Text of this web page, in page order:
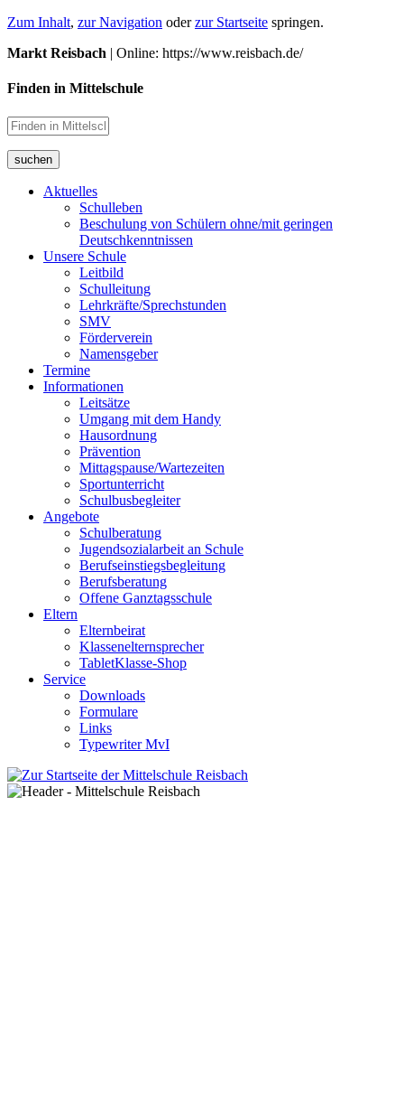
Zum Inhalt, zur Navigation oderzur Startseite springen.
Markt Reisbach | Online: https://www.reisbach.de/
Finden in Mittelschule
suchen
Aktuelles
Schulleben
Beschulung von Schülern ohne/mit geringen
Deutschkenntnissen
Unsere Schule
Leitbild
Schulleitung
Lehrkräfte/Sprechstunden
SMV
Förderverein
Namensgeber
Termine
Informationen
Leitsätze
Umgang mit dem Handy
Hausordnung
Prävention
Mittagspause/Wartezeiten
Sportunterricht
Schulbusbegleiter
Angebote
Schulberatung
Jugendsozialarbeit an Schule
Berufseinstiegsbegleitung
Berufsberatung
Offene Ganztagsschule
Eltern
Elternbeirat
Klassenelternsprecher
TabletKlasse-Shop
Service
Downloads
Formulare
Links
Typewriter MvI